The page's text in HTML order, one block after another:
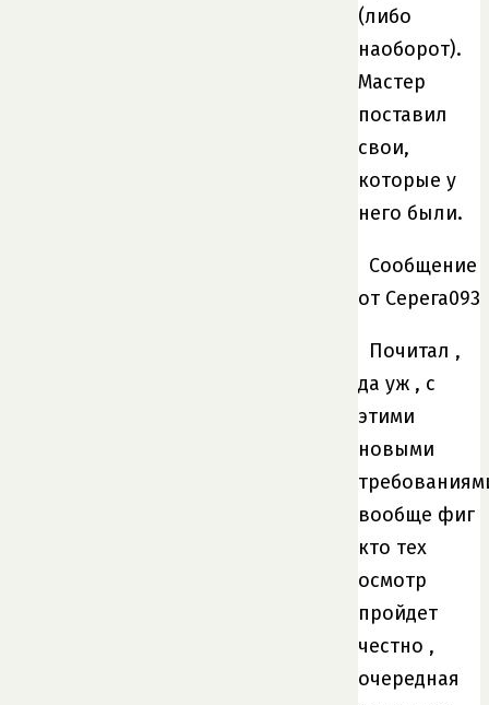
(либо
наоборот).
Мастер
поставил
свои,
которые у
него были.
Сообщение
от Серега093
Почитал ,
да уж , с
этими
новыми
вообще фиг
кто тех
осмотр
пройдет
честно ,
очередная